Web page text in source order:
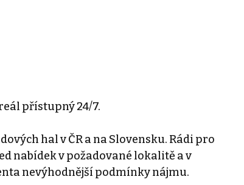
přístupný 24/7.
hal v ČR a na Slovensku. Rádi pro
nabídek v požadované lokalitě a v
nevýhodnější podmínky nájmu.